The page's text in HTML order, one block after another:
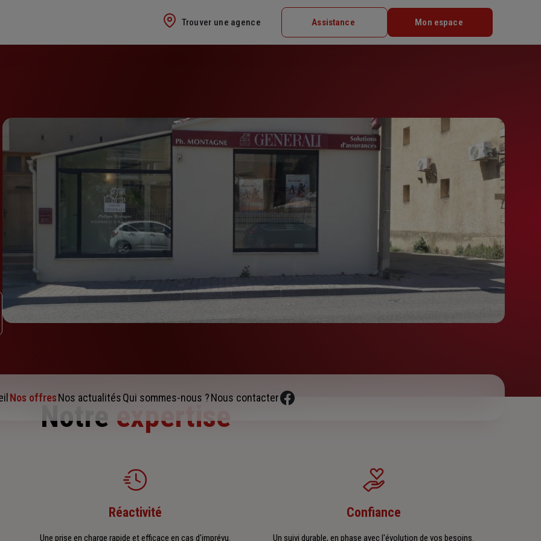
Trouver une agence Assistance Mon espace
Nos offresNos actualitésQui sommes-nous ?Nous contacter
Notre expertise
Réactivité
Une prise en charge rapide et efficace en cas d'imprévu.
Confiance
Un suivi durable, en phase avec l'évolution de vos besoins.